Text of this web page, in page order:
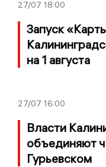
27/07 18:00
Запуск
на 1 августа
27/07 16:00
Власти
объединяют
Гурьевском